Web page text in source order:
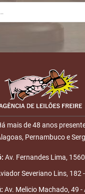
mais de 48 anos
Pernambuco e
Av. Fernandes Lima,
Severiano Lins, 182
Av. Melicio Machado, 49 -